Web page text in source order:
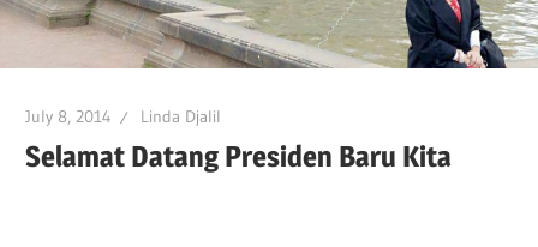
July 8, 2014 Linda Djalil
Selamat Datang Presiden Baru Kita